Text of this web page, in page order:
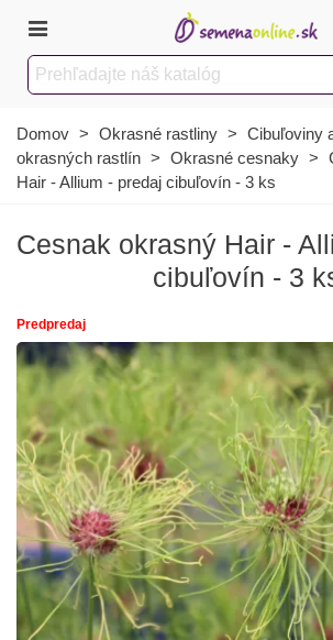
Domov > Okrasné rastliny > Cibuľoviny
okrasných rastlín > Okrasné cesnaky >
Hair - Allium - predaj cibuľovín - 3 ks
Cesnak okrasný Hair -
cibuľovín - 3
Predpredaj